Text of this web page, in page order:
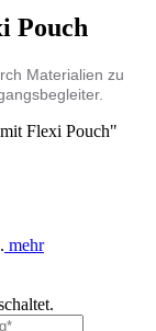
Pouch
Materialien zu
Flexi Pouch"
mehr